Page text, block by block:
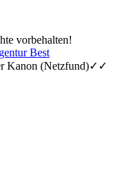
vorbehalten!
Best
Kanon (Netzfund)✓✓